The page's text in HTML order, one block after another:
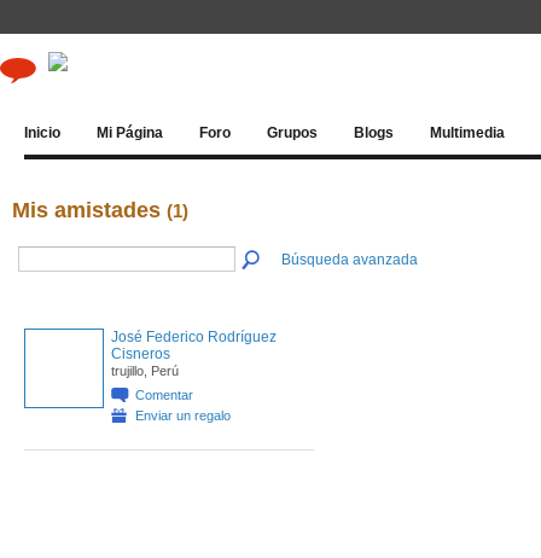
Inicio Mi Página Foro Grupos Blogs Multimedia
Mis amistades (1)
Búsqueda avanzada
José Federico Rodríguez
Cisneros
trujillo, Perú
Comentar
Enviar un regalo